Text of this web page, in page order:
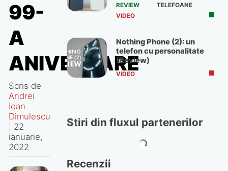
99-
A
ANIVERSARE
Scris de
Andrei
Ioan
Dimulescu
22
ianuarie,
2022
REVIEW
TELEFOANE
VIDEO
Nothing Phone (2): un
telefon cu personalitate
(Review)
VIDEO
Stiri din fluxul partenerilor
Recenzii